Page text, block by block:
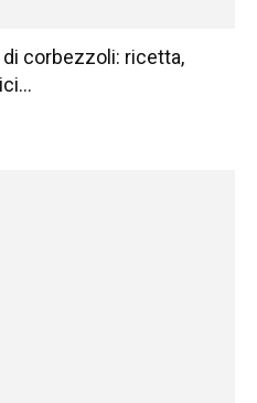
corbezzoli: ricetta,